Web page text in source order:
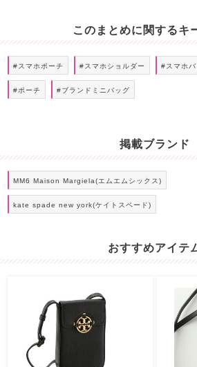
このまとめに関するキ
#スマホポーチ #スマホショルダー #スマホバ
#ポーチ #ブランドミニバッグ
掲載ブランド
MM6 Maison Margiela(エムエムシックス)
kate spade new york(ケイトスペード)
おすすめアイテ